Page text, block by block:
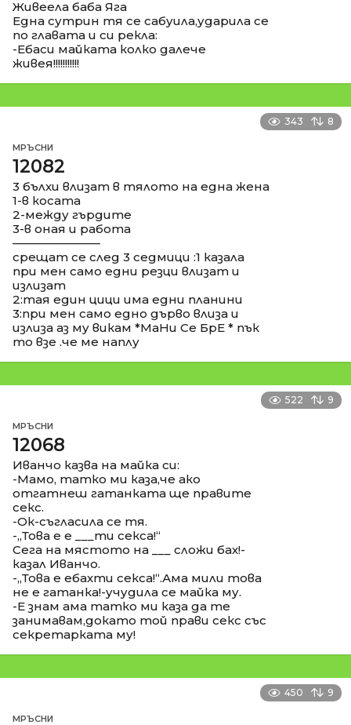
Живеела баба Яга
Една сутрин тя се сабуила,ударила се
по главата и си рекла:
-Ебаси майката колко далече
живея!!!!!!!!!!!
343 8
МРЪСНИ
12082
3 бълхи влизат в тялото на една жена
1-в косата
2-между гърдите
3-в оная и работа
––––––––––––––
срещат се след 3 седмици :1 казала
при мен само едни резци влизат и
излизат
2:тая един цици има едни планини
3:при мен само едно дърво влиза и
излиза аз му викам *МаНи Се БрЕ * пък
то взе .че ме наплу
522 9
МРЪСНИ
12068
Иванчо казва на майка си:
-Мамо, татко ми каза,че ако
отгатнеш гатанката ще правите
секс.
-Ок-съгласила се тя.
-,,Това е е ___ти секса!“
Сега на мястото на ___ сложи бах!-
казал Иванчо.
-,,Това е ебахти секса!“.Ама мили това
не е гатанка!-учудила се майка му.
-Е знам ама татко ми каза да те
занимавам,докато той прави секс със
секретарката му!
450 9
МРЪСНИ